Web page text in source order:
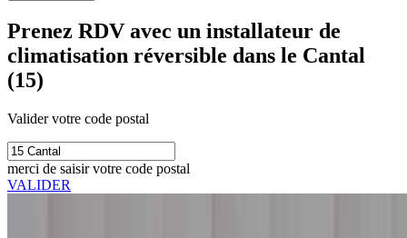
Prenez RDV avec un installateur de
climatisation réversible dans le Cantal
(15)
Valider votre code postal
merci de saisir votre code postal
VALIDER